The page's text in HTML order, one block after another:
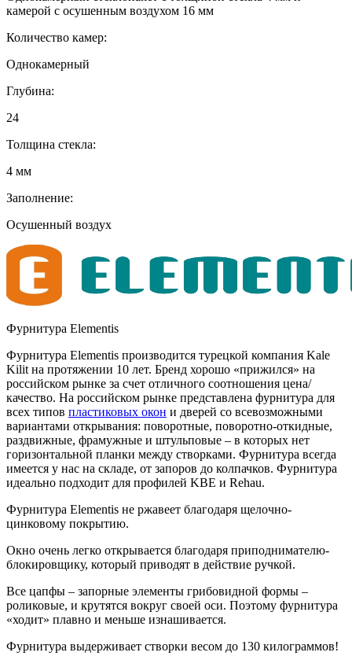
камерой с осушенным воздухом 16 мм
Количество камер:
Однокамерный
Глубина:
24
Толщина стекла:
4 мм
Заполнение:
Осушенный воздух
Фурнитура Elementis
Фурнитура Elementis производится турецкой компания Kale
Kilit на протяжении 10 лет. Бренд хорошо «прижился» на
российском рынке за счет отличного соотношения цена/
качество. На российском рынке представлена фурнитура для
всех типов пластиковых окон и дверей со всевозможными
вариантами открывания: поворотные, поворотно-откидные,
раздвижные, фрамужные и штульповые – в которых нет
горизонтальной планки между створками. Фурнитура всегда
имеется у нас на складе, от запоров до колпачков. Фурнитура
идеально подходит для профилей KBE и Rehau.
Фурнитура Elementis не ржавеет благодаря щелочно-
цинковому покрытию.
Окно очень легко открывается благодаря приподнимателю-
блокировщику, который приводят в действие ручкой.
Все цапфы – запорные элементы грибовидной формы –
роликовые, и крутятся вокруг своей оси. Поэтому фурнитура
«ходит» плавно и меньше изнашивается.
Фурнитура выдерживает створки весом до 130 килограммов!